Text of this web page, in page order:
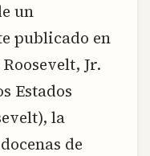
un
publicado en
Jr.
Estados
la
de